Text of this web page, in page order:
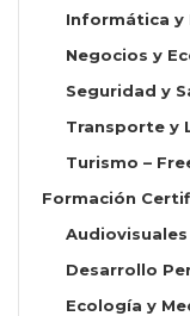
Informática y
Negocios y
Seguridad y
Transporte y
Turismo –
Formación
Audiovisuales
Desarrollo
Ecología y